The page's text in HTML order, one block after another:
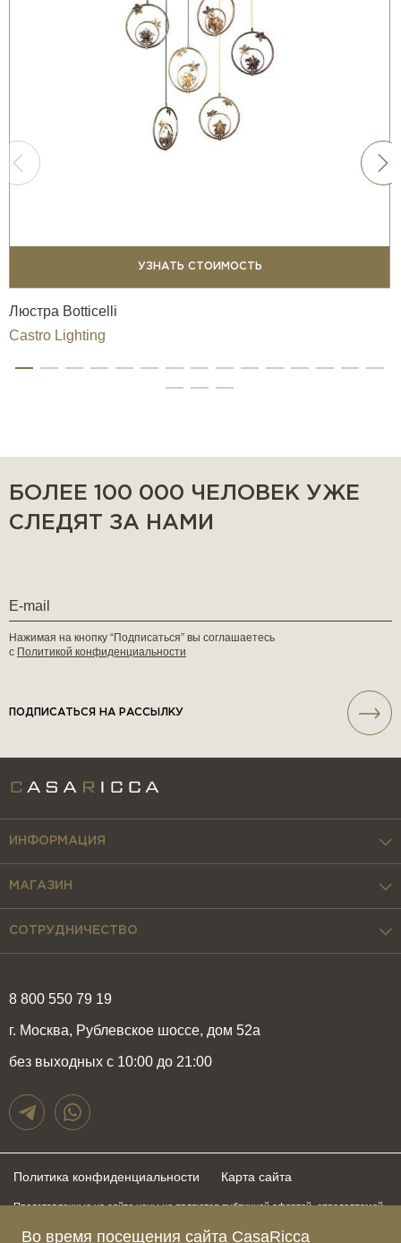
УЗНАТЬ СТОИМОСТЬ
Люстра Botticelli
Castro Lighting
Во время посещения сайта CasaRicca
БОЛЕЕ 100 000 ЧЕЛОВЕК УЖЕ
СЛЕДЯТ ЗА НАМИ
Нажимая на кнопку “Подписаться” вы соглашаетесь
с Политикой конфиденциальности
ПОДПИСАТЬСЯ НА РАССЫЛКУ
8 800 550 79 19
г. Москва, Рублевское шоссе, дом 52а
без выходных с 10:00 до 21:00
ИНФОРМАЦИЯ
МАГАЗИН
СОТРУДНИЧЕСТВО
Политика конфиденциальности Карта сайта
Представленные на сайте цены не являются публичной офертой, определяемой
быть изменены в любое время без предупреждения. Для получения актуальной и